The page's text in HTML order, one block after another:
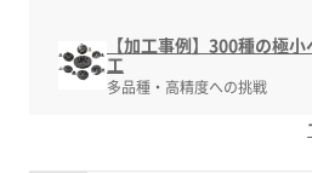
【加工事例】300種の極
工
多品種・高精度への挑戦